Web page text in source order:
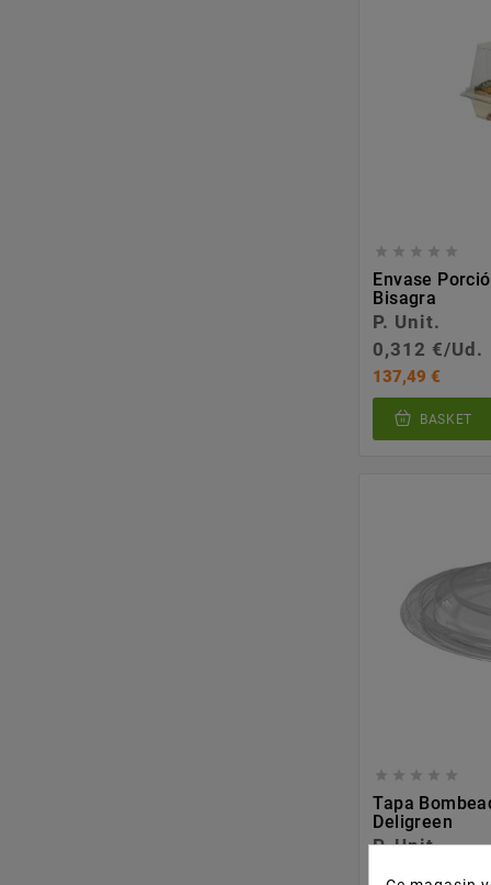
    
Envase
Bisagra
P. Unit.
0,312 €/Ud.
137,49 €
BASKET
    
Tapa
Deligreen
P. Unit.